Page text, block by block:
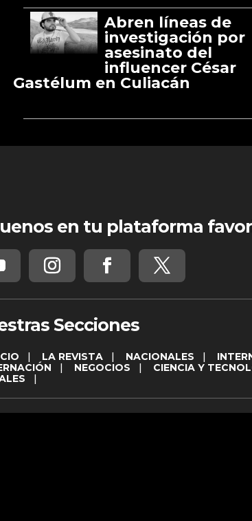
Abren líneas de
investigación por
asesinato del
influencer César
Gastélum en Culiacán
en tu plataforma
Secciones
| LA REVISTA| NACIONALES |
| NEGOCIOS | CIENCIA Y
|